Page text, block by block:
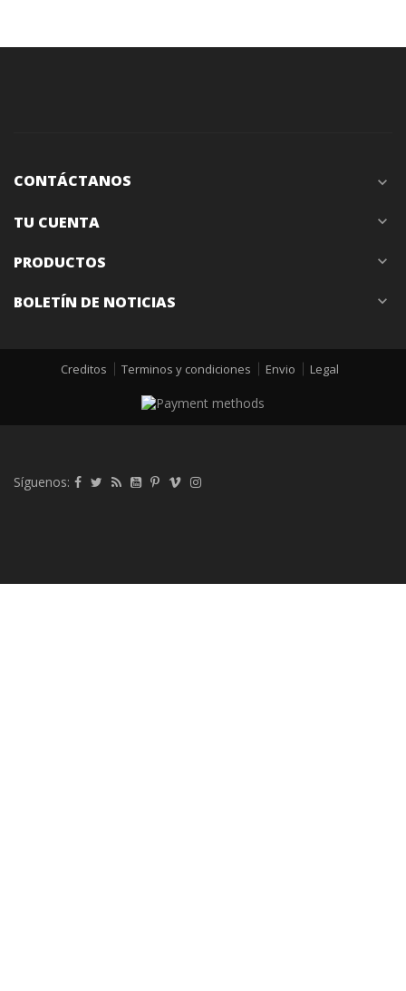
CONTÁCTANOS expand_more
TU CUENTA expand_more
PRODUCTOS expand_more
BOLETÍN DE NOTICIAS expand_more
Creditos Terminos y condiciones Envio Legal
Síguenos: